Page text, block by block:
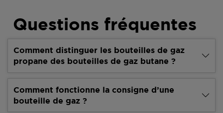
Questions fréquentes
Comment distinguer les bouteilles de gaz
propane des bouteilles de gaz butane ?
Comment fonctionne la consigne d’une
bouteille de gaz ?